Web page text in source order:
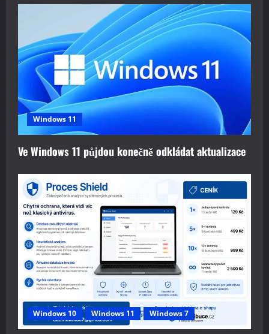
Windows 11
Ve Windows 11 půjdou konečně odkládat aktualizace
Windows 10 Windows 11 Windows 7